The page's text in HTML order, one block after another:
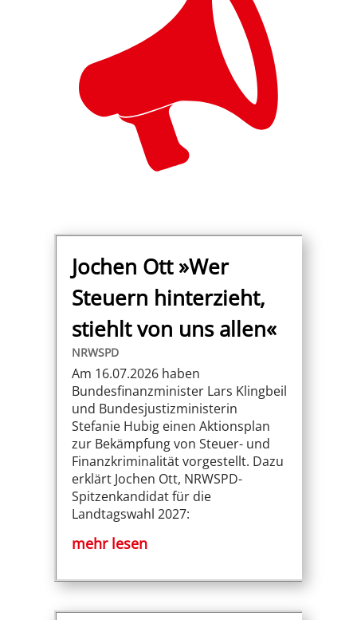
Jochen Ott »Wer
Steuern hinterzieht,
stiehlt von uns allen«
NRWSPD
Am 16.07.2026 haben
Bundesfinanzminister Lars Klingbeil
und Bundesjustizministerin
Stefanie Hubig einen Aktionsplan
zur Bekämpfung von Steuer- und
Finanzkriminalität vorgestellt. Dazu
erklärt Jochen Ott, NRWSPD-
Spitzenkandidat für die
Landtagswahl 2027:
mehr lesen